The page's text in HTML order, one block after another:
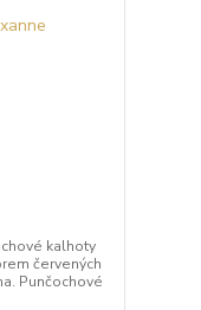
kalhoty
červených
Punčochové